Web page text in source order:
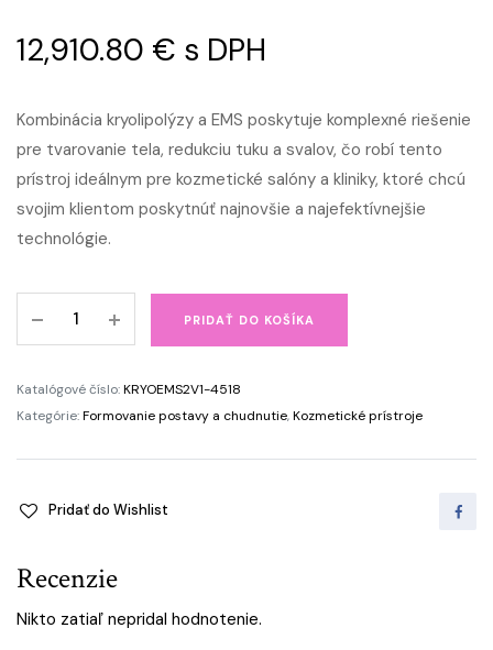
12,910.80 € s DPH
Kombinácia kryolipolýzy a EMS poskytuje komplexné riešenie
pre tvarovanie tela, redukciu tuku a svalov, čo robí tento
prístroj ideálnym pre kozmetické salóny a kliniky, ktoré chcú
svojim klientom poskytnúť najnovšie a najefektívnejšie
technológie.
EMS
tvarovanie
quantity
PRIDAŤ DO KOŠÍKA
Katalógové číslo:KRYOEMS2V1-4518
Kategórie:Formovanie postavy a chudnutie,Kozmetické prístroje
Pridať do Wishlist
Recenzie
Nikto zatiaľ nepridal hodnotenie.